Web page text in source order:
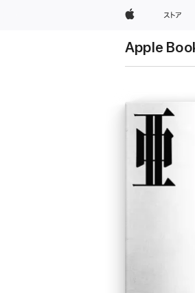
Appleストア
Apple